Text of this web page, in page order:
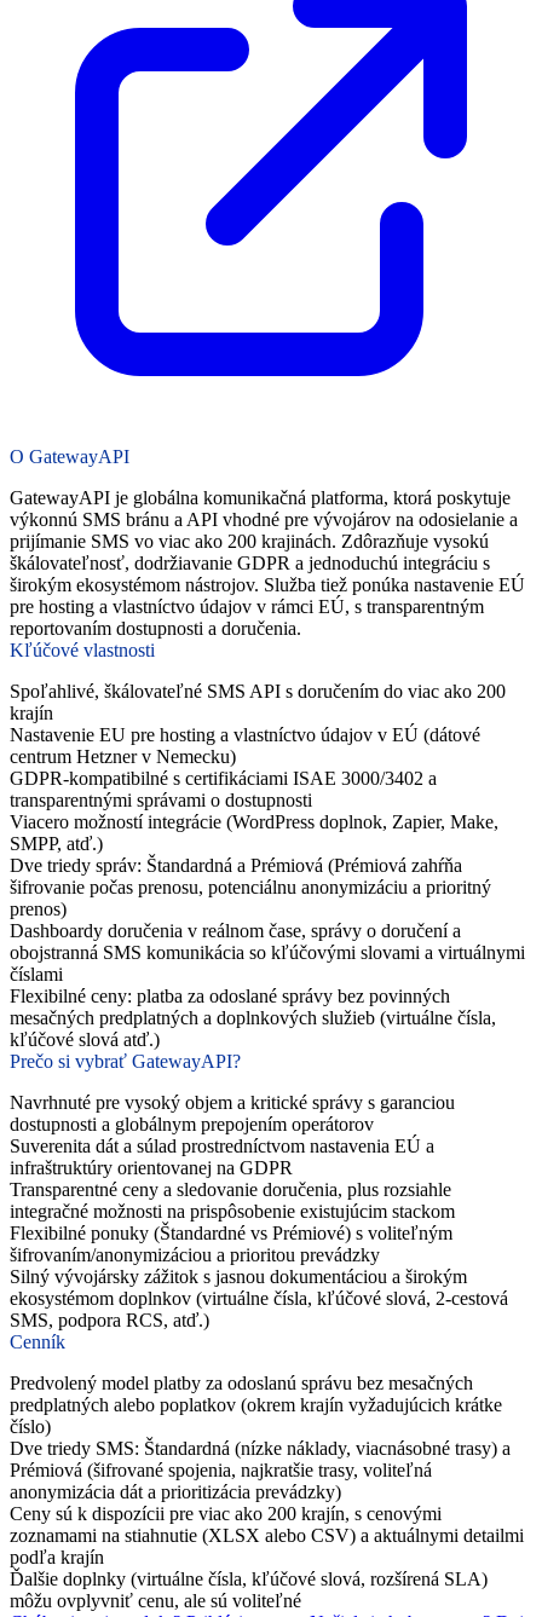
O GatewayAPI
GatewayAPI je globálna komunikačná platforma, ktorá poskytuje
výkonnú SMS bránu a API vhodné pre vývojárov na odosielanie a
prijímanie SMS vo viac ako 200 krajinách. Zdôrazňuje vysokú
škálovateľnosť, dodržiavanie GDPR a jednoduchú integráciu s
širokým ekosystémom nástrojov. Služba tiež ponúka nastavenie EÚ
pre hosting a vlastníctvo údajov v rámci EÚ, s transparentným
reportovaním dostupnosti a doručenia.
Kľúčové vlastnosti
Spoľahlivé, škálovateľné SMS API s doručením do viac ako 200
krajín
Nastavenie EU pre hosting a vlastníctvo údajov v EÚ (dátové
centrum Hetzner v Nemecku)
GDPR-kompatibilné s certifikáciami ISAE 3000/3402 a
transparentnými správami o dostupnosti
Viacero možností integrácie (WordPress doplnok, Zapier, Make,
SMPP, atď.)
Dve triedy správ: Štandardná a Prémiová (Prémiová zahŕňa
šifrovanie počas prenosu, potenciálnu anonymizáciu a prioritný
prenos)
Dashboardy doručenia v reálnom čase, správy o doručení a
obojstranná SMS komunikácia so kľúčovými slovami a virtuálnymi
číslami
Flexibilné ceny: platba za odoslané správy bez povinných
mesačných predplatných a doplnkových služieb (virtuálne čísla,
kľúčové slová atď.)
Prečo si vybrať GatewayAPI?
Navrhnuté pre vysoký objem a kritické správy s garanciou
dostupnosti a globálnym prepojením operátorov
Suverenita dát a súlad prostredníctvom nastavenia EÚ a
infraštruktúry orientovanej na GDPR
Transparentné ceny a sledovanie doručenia, plus rozsiahle
integračné možnosti na prispôsobenie existujúcim stackom
Flexibilné ponuky (Štandardné vs Prémiové) s voliteľným
šifrovaním/anonymizáciou a prioritou prevádzky
Silný vývojársky zážitok s jasnou dokumentáciou a širokým
ekosystémom doplnkov (virtuálne čísla, kľúčové slová, 2-cestová
SMS, podpora RCS, atď.)
Cenník
Predvolený model platby za odoslanú správu bez mesačných
predplatných alebo poplatkov (okrem krajín vyžadujúcich krátke
číslo)
Dve triedy SMS: Štandardná (nízke náklady, viacnásobné trasy) a
Prémiová (šifrované spojenia, najkratšie trasy, voliteľná
anonymizácia dát a prioritizácia prevádzky)
Ceny sú k dispozícii pre viac ako 200 krajín, s cenovými
zoznamami na stiahnutie (XLSX alebo CSV) a aktuálnymi detailmi
podľa krajín
Ďalšie doplnky (virtuálne čísla, kľúčové slová, rozšírená SLA)
môžu ovplyvniť cenu, ale sú voliteľné